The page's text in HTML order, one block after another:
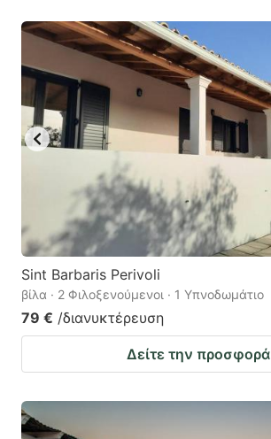
Sint Barbaris Perivoli
βίλα · 2 Φιλοξενούμενοι · 1 Υπνοδωμάτιο
79 € /διανυκτέρευση
Δείτε την προσφορά